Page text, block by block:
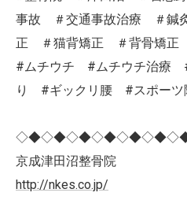
事故 ＃交通事故治療 ＃鍼
正 ＃猫背矯正 ＃背骨矯正
#ムチウチ #ムチウチ治
り #ギックリ腰 #スポーツ
京成津田沼整骨院
http://nkes.co.jp/